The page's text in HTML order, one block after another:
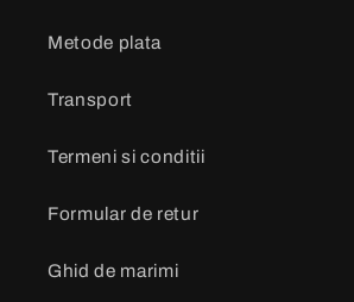
Metode plata
Transport
Termeni si conditii
Formular de retur
Ghid de marimi